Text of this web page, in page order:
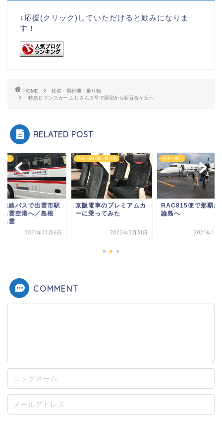
↓応援(クリック)していただけると励みになりま
す！
HOME
鉄道・飛行機・乗り物
特急ロマンスカー ふじさん５号で新宿から新百合ヶ丘へ
RELATED POST
旅行
連絡バスで出雲市駅
出雲空港へ／島根
出雲
2021年12月6日
鉄道・飛行機・乗り物
京阪電車のプレミアムカ
ーに乗ってみた
2022年3月31日
宿泊・旅行
RAC815便で那覇か
論島へ
2021年12
COMMENT